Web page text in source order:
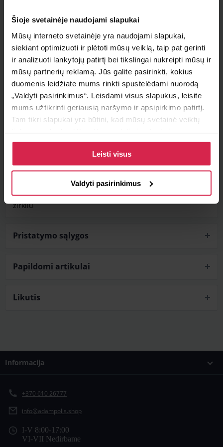
Šioje svetainėje naudojami slapukai
Mūsų interneto svetainėje yra naudojami slapukai,
siekiant optimizuoti ir plėtoti mūsų veiklą, taip pat gerinti
ir analizuoti lankytojų patirtį bei tikslingai nukreipti mūsų ir
mūsų partnerių reklamą. Jūs galite pasirinkti, kokius
duomenis leidžiate mums rinkti spustelėdami nuorodą
„Valdyti pasirinkimus“. Leisdami visus slapukus, leisite
mums užtikrinti geriausią naršymo ir apsipirkimo patirtį.
Tam tikri slapukai yra būtini, kad mūsų svetainė veiktų
Daugiau informacijos apie slapukus ir kaip mes juos
naudojame galite rasti mūsų slapukų politikoje, taip pat
https://www.allaboutcookies.org/
Leisti visus
Valdyti pasirinkimus
Į krepšelį
Minimalus pirkimo kiekis 1vnt.
Pakuotės informacija 1vnt.
Teirautis apie prekę
zirkliu
Pristatymo sąlygos
Papildomi artikulai
Likutis
Informacija
+370 610 26777
info@adampolis.shop
I-V 8:00-17:00
VI-VII Nedirbame